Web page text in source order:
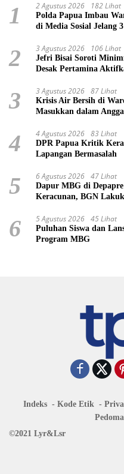
1 2 Agustus 2026 182 Lihat
Polda Papua Imbau
di Media Sosial Jelang
2 3 Agustus 2026 106 Lihat
Jefri Bisai Soroti
Desak Pertamina
3 3 Agustus 2026 87 Lihat
Krisis Air Bersih di
Masukkan dalam
4 4 Agustus 2026 83 Lihat
DPR Papua Kritik
Lapangan Bermasalah
5 6 Agustus 2026 47 Lihat
Dapur MBG di
Keracunan, BGN
6 5 Agustus 2026 45 Lihat
Puluhan Siswa dan
Program MBG
Indeks Kode Etik
©2021 Lyr&Lsr